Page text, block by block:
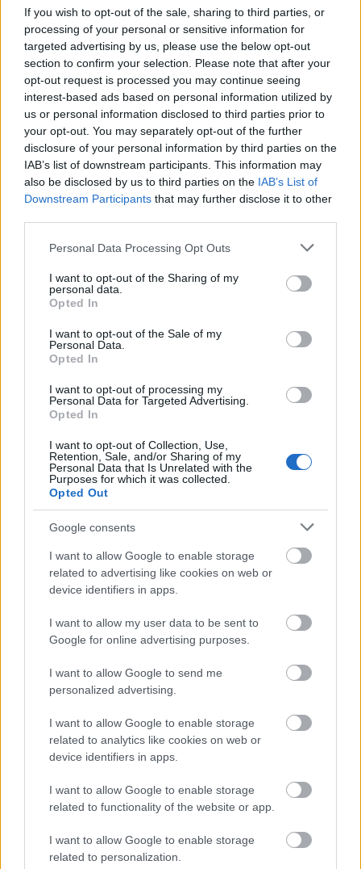
If you wish to opt-out of the sale, sharing to third parties, or
processing of your personal or sensitive information for
targeted advertising by us, please use the below opt-out
section to confirm your selection. Please note that after your
opt-out request is processed you may continue seeing
interest-based ads based on personal information utilized by
us or personal information disclosed to third parties prior to
your opt-out. You may separately opt-out of the further
disclosure of your personal information by third parties on the
IAB’s list of downstream participants. This information may
also be disclosed by us to third parties on the IAB’s List of
Downstream Participants that may further disclose it to other
Please note that this website/app uses one or more Google
not limited to your visit or usage behaviour. You may click to
grant or deny consent to Google and its third-party tags to
use your data for below specified purposes in below Google
consent section.
Personal Data Processing Opt Outs
I want to opt-out of the Sharing of my
personal data.
Opted In
I want to opt-out of the Sale of my
Personal Data.
Opted In
I want to opt-out of processing my
Personal Data for Targeted Advertising.
Opted In
I want to opt-out of Collection, Use,
Retention, Sale, and/or Sharing of my
Personal Data that Is Unrelated with the
Purposes for which it was collected.
Opted Out
Google consents
I want to allow Google to enable storage
related to advertising like cookies on web or
device identifiers in apps.
I want to allow my user data to be sent to
Google for online advertising purposes.
I want to allow Google to send me
personalized advertising.
I want to allow Google to enable storage
related to analytics like cookies on web or
device identifiers in apps.
I want to allow Google to enable storage
related to functionality of the website or app.
I want to allow Google to enable storage
related to personalization.
Μητροπολίτης Καλαβρύτων Ιερώνυμος και ο
στρατηγός ε.α. και πολιτικός διοικητής του Αγ.
Όρους, Αλκιβιάδης Στεφανής.
εύρος του οργανωμένου ελληνισμού της Βόρειας
Αμερικής: αρχιεπισκοπικές δομές,
ελληνορθόδοξες κοινότητες, κυπριακές
οργανώσεις, επαρχιακές ομοσπονδίες,
επαγγελματικοί φορείς, φοιτητικές ενώσεις και
σχολεία από Νέα Υόρκη, Νιου Τζέρσεϊ,
Κονέκτικατ και Καναδά. Ιδιαίτερο συμβολισμό
ελληνικής καταγωγής από την Αστυνομία, την
Πυροσβεστική και άλλες υπηρεσίες της πόλης,
καθώς και μεγάλου αριθμού εκκλησιαστικών
κοινοτήτων με άρματα και μαθητικά τμήματα.